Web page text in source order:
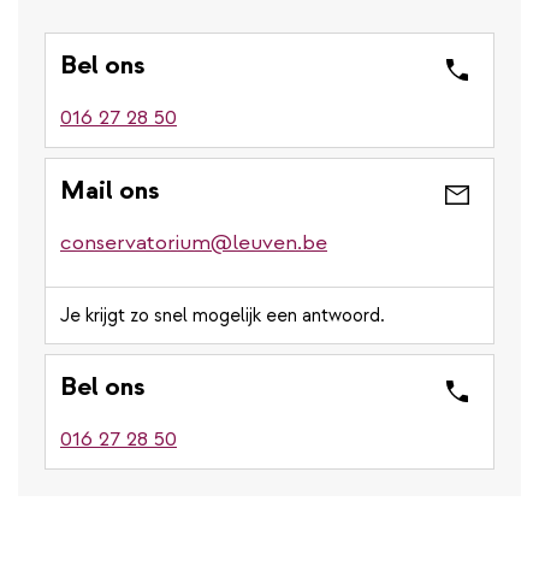
Bel ons
016 27 28 50
Mail ons
conservatorium@leuven.be
Je krijgt zo snel mogelijk een antwoord.
Bel ons
016 27 28 50